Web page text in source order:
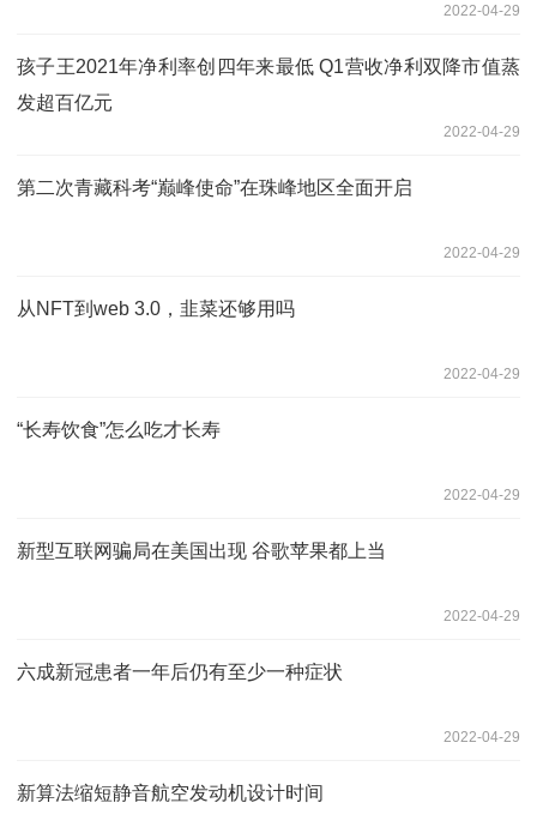
2022-04-29
孩子王2021年净利率创四年来最低 Q1营收净利双降市值蒸
发超百亿元
2022-04-29
第二次青藏科考“巅峰使命”在珠峰地区全面开启
2022-04-29
从NFT到web 3.0，韭菜还够用吗
2022-04-29
“长寿饮食”怎么吃才长寿
2022-04-29
新型互联网骗局在美国出现 谷歌苹果都上当
2022-04-29
六成新冠患者一年后仍有至少一种症状
2022-04-29
新算法缩短静音航空发动机设计时间